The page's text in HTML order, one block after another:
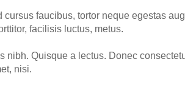
cursus faucibus, tortor neque egestas
facilisis luctus, metus.
nibh. Quisque a lectus. Donec
nisi.